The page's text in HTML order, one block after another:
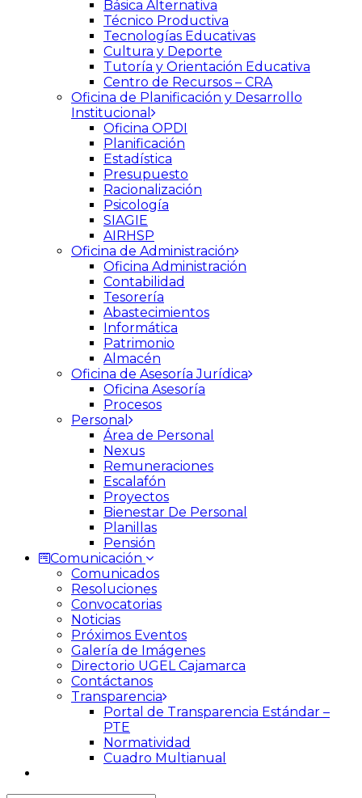
Básica Alternativa
Técnico Productiva
Tecnologías Educativas
Cultura y Deporte
Tutoría y Orientación Educativa
Centro de Recursos – CRA
Oficina de Planificación y Desarrollo
Institucional
Oficina OPDI
Planificación
Estadística
Presupuesto
Racionalización
Psicología
SIAGIE
AIRHSP
Oficina de Administración
Oficina Administración
Contabilidad
Tesorería
Abastecimientos
Informática
Patrimonio
Almacén
Oficina de Asesoría Jurídica
Oficina Asesoría
Procesos
Personal
Área de Personal
Nexus
Remuneraciones
Escalafón
Proyectos
Bienestar De Personal
Planillas
Pensión
Comunicación
Comunicados
Resoluciones
Convocatorias
Noticias
Próximos Eventos
Galería de Imágenes
Directorio UGEL Cajamarca
Contáctanos
Transparencia
Portal de Transparencia Estándar –
PTE
Normatividad
Cuadro Multianual